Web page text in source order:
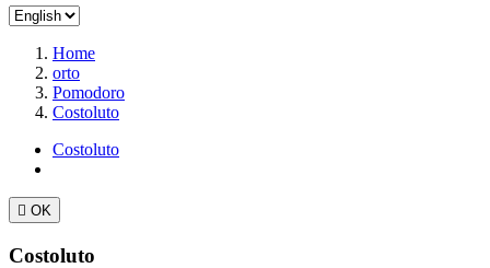
Home
orto
Pomodoro
Costoluto
Costoluto
 OK
Costoluto